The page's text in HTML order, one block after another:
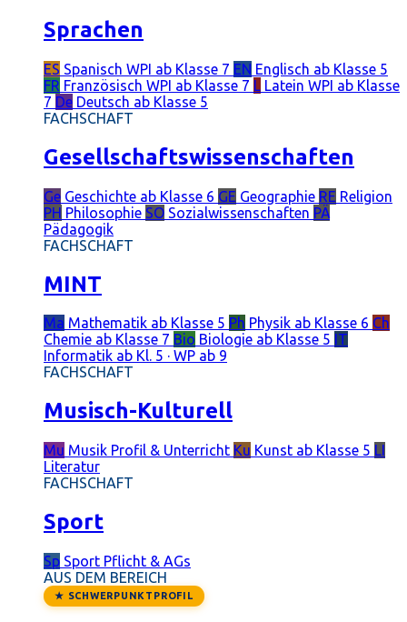
Sprachen
ES Spanisch WPI ab Klasse 7 EN Englisch ab Klasse 5
FR Französisch WPI ab Klasse 7 L Latein WPI ab Klasse
7 De Deutsch ab Klasse 5
FACHSCHAFT
Gesellschaftswissenschaften
Ge Geschichte ab Klasse 6 GE Geographie RE Religion
PH Philosophie SO Sozialwissenschaften PÄ
Pädagogik
FACHSCHAFT
MINT
Ma Mathematik ab Klasse 5 Ph Physik ab Klasse 6 Ch
Chemie ab Klasse 7 Bio Biologie ab Klasse 5 IT
Informatik ab Kl. 5 · WP ab 9
FACHSCHAFT
Musisch-Kulturell
Mu Musik Profil & Unterricht Ku Kunst ab Klasse 5 LI
Literatur
FACHSCHAFT
Sport
Sp Sport Pflicht & AGs
AUS DEM BEREICH
★ SCHWERPUNKTPROFIL